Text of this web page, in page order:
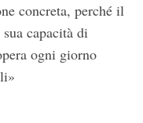
concreta, perché il
capacità di
ogni giorno